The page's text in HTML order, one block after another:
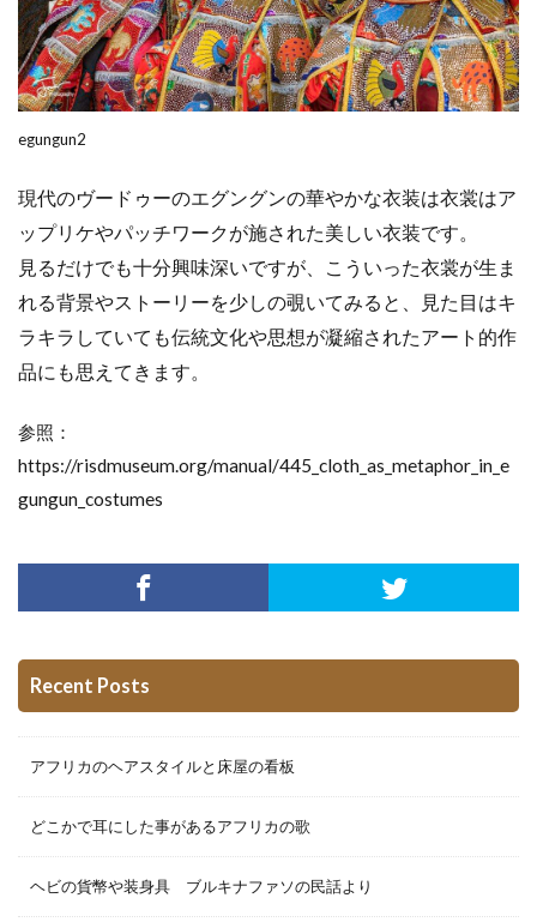
egungun2
現代のヴードゥーのエグングンの華やかな衣装は衣裳はア
ップリケやパッチワークが施された美しい衣装です。
見るだけでも十分興味深いですが、こういった衣裳が生ま
れる背景やストーリーを少しの覗いてみると、見た目はキ
ラキラしていても伝統文化や思想が凝縮されたアート的作
品にも思えてきます。
参照：
https://risdmuseum.org/manual/445_cloth_as_metaphor_in_e
gungun_costumes
Recent Posts
アフリカのヘアスタイルと床屋の看板
どこかで耳にした事があるアフリカの歌
ヘビの貨幣や装身具 ブルキナファソの民話より